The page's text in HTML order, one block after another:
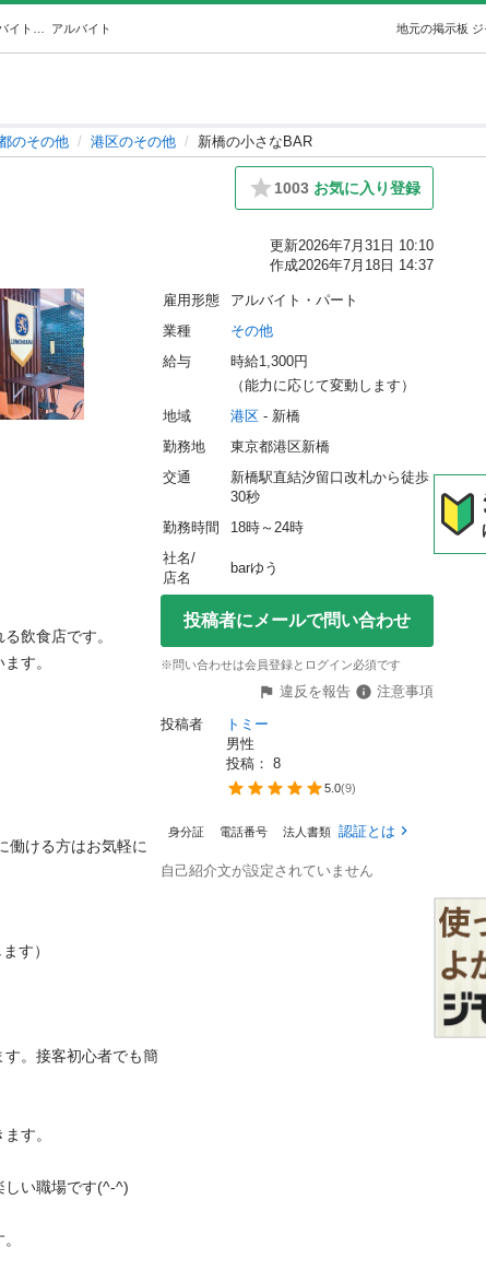
アルバイト 地元の掲示板 ジ
のその他 港区のその他 新橋の小さなBAR
1003 お気に入り登録
更新2026年7月31日 10:10
作成2026年7月18日 14:37
飲食店です。
す。
働ける方はお気軽に
す）
。接客初心者でも簡
す。
しい職場です(^-^)
雇用形態
アルバイト・パート
業種
その他
給与
時給1,300円
（能力に応じて変動します）
地域
港区 - 新橋
勤務地
東京都港区新橋
交通
新橋駅直結汐留口改札から徒歩
30秒
勤務時間
18時～24時
社名/
店名
barゆう
投稿者にメールで問い合わせ
※問い合わせは会員登録とログイン必須です
違反を報告
注意事項
投稿者
トミー
男性
投稿： 8
5.0(9)
身分証 電話番号 法人書類 認証とは
自己紹介文が設定されていません